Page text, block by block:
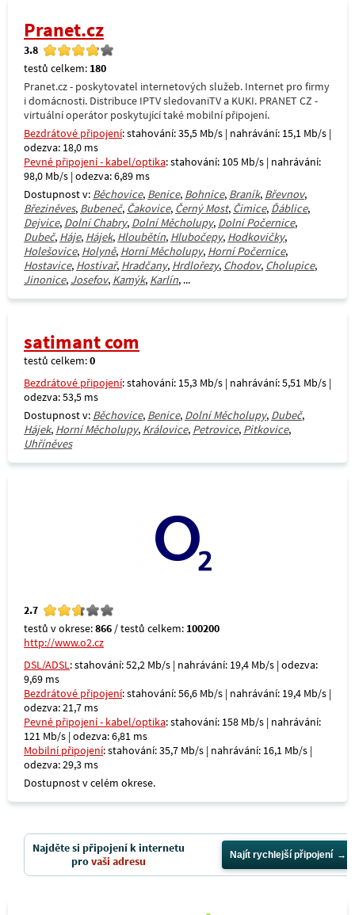
Pranet.cz
3.8
testů celkem: 180
Pranet.cz - poskytovatel internetových služeb. Internet pro firmy
i domácnosti. Distribuce IPTV sledovaniTV a KUKI. PRANET CZ -
virtuální operátor poskytující také mobilní připojení.
Bezdrátové připojení: stahování: 35,5 Mb/s | nahrávání: 15,1 Mb/s |
odezva: 18,0 ms
Pevné připojení - kabel/optika: stahování: 105 Mb/s | nahrávání:
98,0 Mb/s | odezva: 6,89 ms
Dostupnost v: Běchovice, Benice, Bohnice, Braník, Břevnov,
Březiněves, Bubeneč, Čakovice, Černý Most, Čimice, Ďáblice,
Dejvice, Dolní Chabry, Dolní Měcholupy, Dolní Počernice,
Dubeč, Háje, Hájek, Hloubětín, Hlubočepy, Hodkovičky,
Holešovice, Holyně, Horní Měcholupy, Horní Počernice,
Hostavice, Hostivař, Hradčany, Hrdlořezy, Chodov, Cholupice,
Jinonice, Josefov, Kamýk, Karlín, ...
satimant com
testů celkem:0
Bezdrátové připojení: stahování: 15,3 Mb/s | nahrávání: 5,51 Mb/s |
odezva: 53,5 ms
Dostupnost v: Běchovice, Benice, Dolní Měcholupy, Dubeč,
Hájek, Horní Měcholupy, Královice, Petrovice, Pitkovice,
Uhříněves
2.7
testů v okrese:866 / testů celkem: 100200
http://www.o2.cz
DSL/ADSL: stahování: 52,2 Mb/s | nahrávání: 19,4 Mb/s | odezva:
9,69 ms
Bezdrátové připojení: stahování: 56,6 Mb/s | nahrávání: 19,4 Mb/s |
odezva: 21,7 ms
Pevné připojení - kabel/optika: stahování: 158 Mb/s | nahrávání:
121 Mb/s | odezva: 6,81 ms
Mobilní připojení: stahování: 35,7 Mb/s | nahrávání: 16,1 Mb/s |
odezva: 29,3 ms
Dostupnost v celém okrese.
Najděte si připojení k internetu
provaši adresu Najít rychlejší připojení